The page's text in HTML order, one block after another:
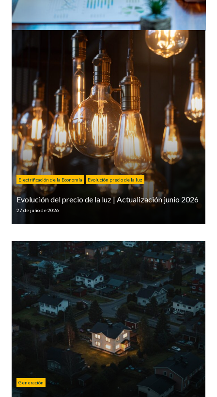
Electrificación de la Economía Evolución precio de la luz
Evolución del precio de la luz | Actualización junio 2026
27 de julio de 2026
Generación